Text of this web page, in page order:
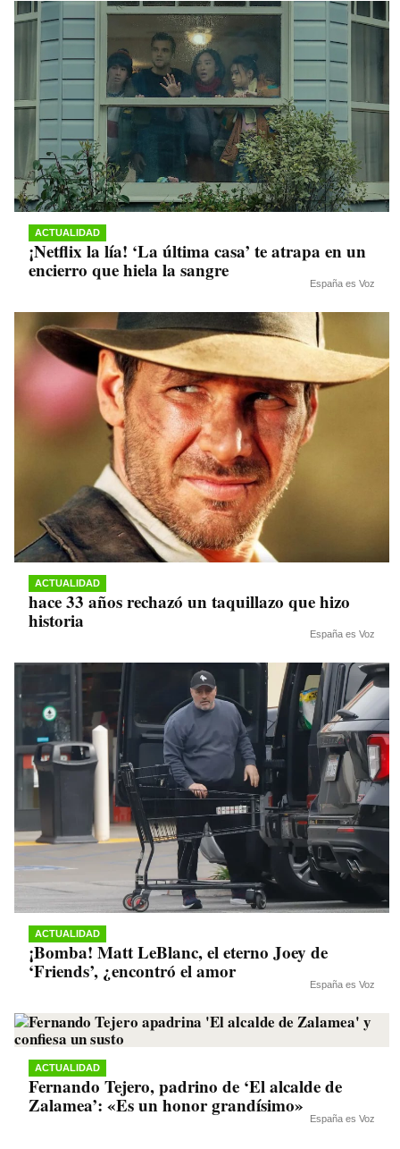
ACTUALIDAD
¡Netflix la lía! ‘La última casa’ te atrapa en un
encierro que hiela la sangre
España es Voz
ACTUALIDAD
hace 33 años rechazó un taquillazo que hizo
historia
España es Voz
ACTUALIDAD
¡Bomba! Matt LeBlanc, el eterno Joey de
‘Friends’, ¿encontró el amor
España es Voz
ACTUALIDAD
Fernando Tejero, padrino de ‘El alcalde de
Zalamea’: «Es un honor grandísimo»
España es Voz